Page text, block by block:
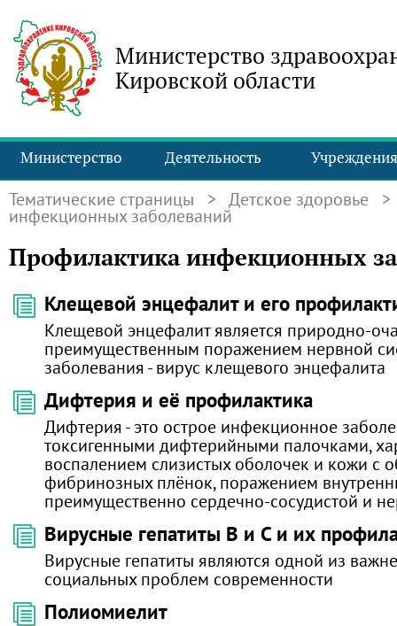
Министерство
Кировской области
Министерство Деятельность Учреждения
Тематические страницы > Детское здоровье
инфекционных заболеваний
Профилактика инфекционных
Клещевой энцефалит и его
Клещевой энцефалит является природно-
преимущественным поражением нервной
заболевания - вирус клещевого энцефалита
Дифтерия и её профилактика
Дифтерия - это острое инфекционное
токсигенными дифтерийными палочками,
воспалением слизистых оболочек и кожи с
фибринозных плёнок, поражением
преимущественно сердечно-сосудистой и
Вирусные гепатиты B и C и их
Вирусные гепатиты являются одной из
социальных проблем современности
Полиомиелит